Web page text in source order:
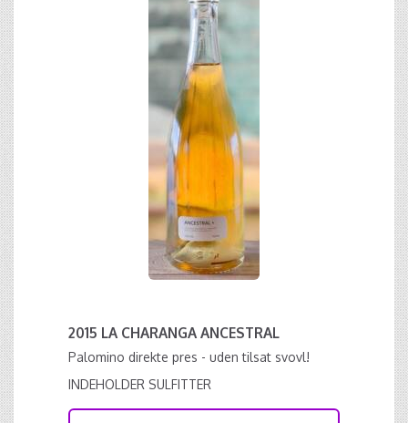
2015 LA CHARANGA ANCESTRAL
Palomino direkte pres - uden tilsat svovl!
INDEHOLDER SULFITTER